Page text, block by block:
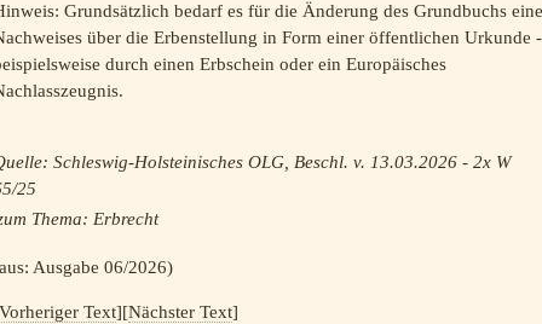
Grundsätzlich bedarf es für die Änderung des Grundbuchs
über die Erbenstellung in Form einer öffentlichen Urkunde -
durch einen Erbschein oder ein Europäisches
Schleswig-Holsteinisches OLG, Beschl. v. 13.03.2026 - 2x W
25
Thema: Erbrecht
Ausgabe 06/2026)
Text][Nächster Text]